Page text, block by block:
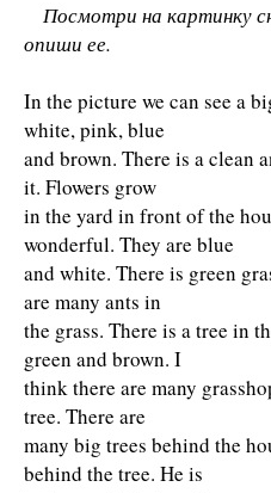
Посмотри на картинку
опиши ее.
In the picture we can see a
white, pink, blue
and brown. There is a clean
it. Flowers grow
in the yard in front of the
wonderful. They are blue
and white. There is green
are many ants in
the grass. There is a tree in
green and brown. I
think there are many
tree. There are
many big trees behind the
behind the tree. He is